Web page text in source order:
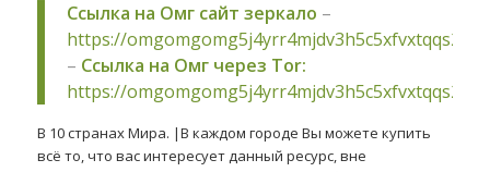
Ссылка на Омг сайт зеркало –
https://
– Ссылка на Омг через Tor:
https://
В 10 странах Мира. |В каждом городе Вы можете купить
всё то, что вас интересует данный ресурс, вне